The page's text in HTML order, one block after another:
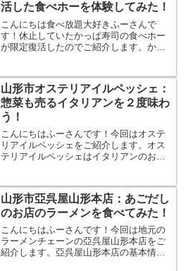
活した食べホーを体験してみた！
こんにちは食べ放題大好きふーさんで
す！休止していたかっぱ寿司の食べホー
が限定復活したのでご紹介します。かっ
ですが、2021年５月13日から５月19日ま
で復活しまし...
山形市オステリアイルペッシェ：
惣菜も売るイタリアンを２度味わ
う！
こんにちはふーさんです！今回はオステ
リアイルペッシェをご紹介します。オス
テリアイルペッシェはイタリアンのお店
オステリアイルペッシェは前身が鮮魚店
のイタリアンです。 オス...
山形市亞呉屋山形本店：あごだし
のお店のラーメンを食べてみた！
こんにちはふーさんです！今回は地元の
ラーメンチェーンの亞呉屋山形本店をご
紹介します。亞呉屋山形本店の基本情報